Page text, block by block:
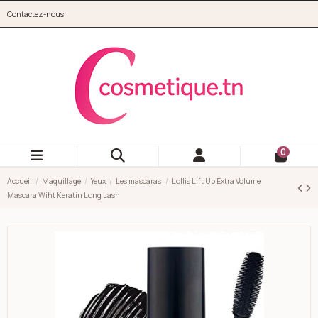
Contactez-nous
0
Accueil Maquillage Yeux Les mascaras
Lollis Lift Up Extra Volume
Mascara Wiht Keratin Long Lash